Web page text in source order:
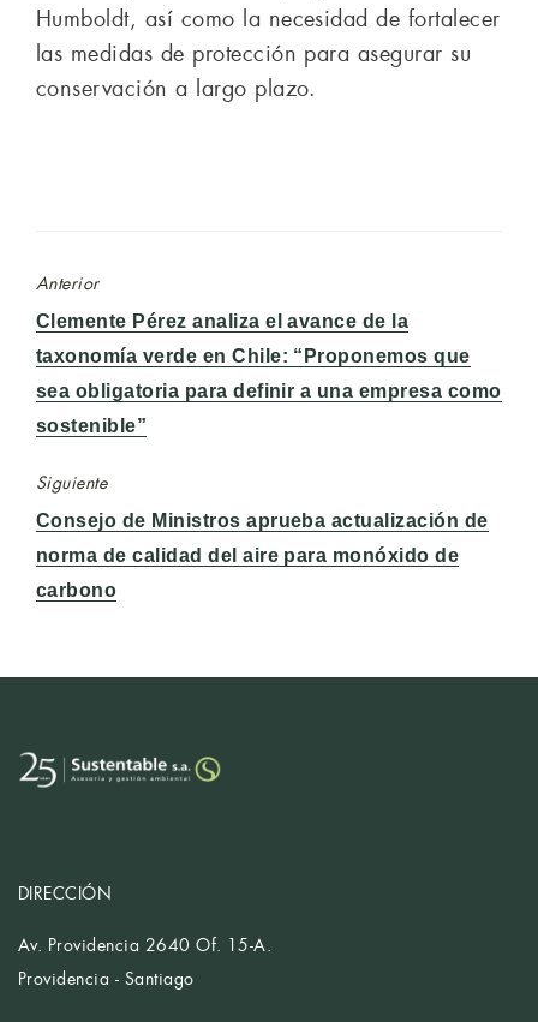
Humboldt, así como la necesidad de fortalecer
las medidas de protección para asegurar su
conservación a largo plazo.
Anterior
Entrada
anterior:
Clemente Pérez analiza el avance de la
taxonomía verde en Chile: “Proponemos que
sea obligatoria para definir a una empresa como
sostenible”
Siguiente
Entrada
siguiente:
Consejo de Ministros aprueba actualización de
norma de calidad del aire para monóxido de
carbono
DIRECCIÓN
Av. Providencia 2640 Of. 15-A.
Providencia - Santiago